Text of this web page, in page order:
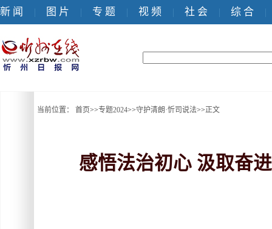
新 闻 | 图 片 | 专 题 | 视 频 | 社 会 | 综 合 |
当前位置： 首页>>专题2024>>守护清朗·忻司说法>>正文
感悟法治初心 汲取奋